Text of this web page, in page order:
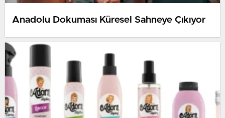
Anadolu Dokuması Küresel Sahneye Çıkıyor